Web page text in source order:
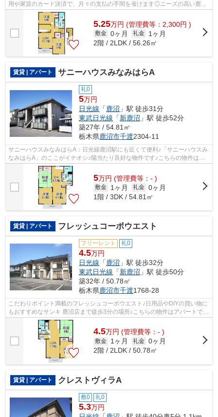
用や家賃のカード決済で、月々の支払の手間を省けます◎ニーズの高い鹿沼
市内の物件です◎こちらの物件の詳細情報...
5.25万円 (管理費等：2,300円 )
敷金 0ヶ月 礼金
1ヶ月
2階 / 2LDK / 56.26㎡
賃貸 | アパート サニーハウスみなみはらA
礼0
5万円
日光線 「 鹿沼 」駅 徒歩31分
東武日光線 「新鹿沼 」駅 徒歩52分
築27年 / 54.81㎡
栃木県鹿沼市千渡2304-11
サニーハウスみなみはらA：日光線鹿沼駅にも近くて便利♪「サニーハウスみ
なみはらA」のここがイチオシ♪陽当たり良好な物件です♪こちらの物件はア
パートです♪鹿沼市エリアにある賃貸情...
5万円 (管理費等：- )
敷金 1ヶ月 礼金 0ヶ月
1階 / 3DK / 54.81㎡
賃貸 | アパート フレッシュコーポウエスト
フリーレント 礼0
4.5万円
日光線 「 鹿沼 」駅 徒歩32分
東武日光線 「新鹿沼 」駅 徒歩50分
築32年 / 50.78㎡
栃木県鹿沼市千渡1768-28
こだわりポイント満載のフレッシュコーポウエスト♪日用品やDIYの買い物に
もおすすめなサンキ 鹿沼店まで徒歩3分の場所♪こちらの物件はアパートです
♪日差しが入る物件は毎日を快適に過...
4.5万円 (管理費等：- )
敷金 1ヶ月 礼金 0ヶ月
2階 / 2LDK / 50.78㎡
賃貸 | アパート クレストヴィラA
敷0 礼0
5.3万円